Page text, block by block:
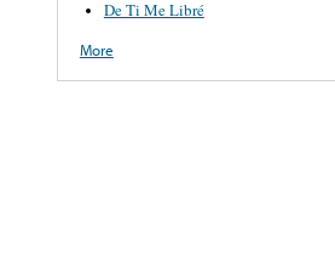
De Ti Me Libré
More